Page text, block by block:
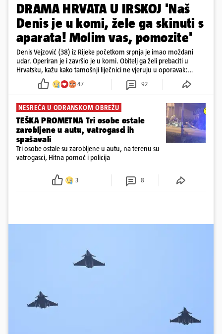
DRAMA HRVATA U IRSKOJ 'Naš
Denis je u komi, žele ga skinuti s
aparata! Molim vas, pomozite'
Denis Vejzović (38) iz Rijeke početkom srpnja je imao moždani
udar. Operiran je i završio je u komi. Obitelj ga želi prebaciti u
Hrvatsku, kažu kako tamošnji liječnici ne vjeruju u oporavak:
'Imamo 72 sata'
47 92
NESREĆA U ODRANSKOM OBREŽU
TEŠKA PROMETNA Tri osobe ostale
zarobljene u autu, vatrogasci ih
spašavali
Tri osobe ostale su zarobljene u autu, na terenu su
vatrogasci, Hitna pomoć i policija
3 8